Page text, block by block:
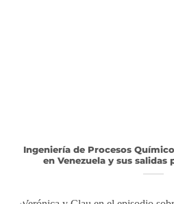
Ingeniería de Procesos
en Venezuela y sus salidas